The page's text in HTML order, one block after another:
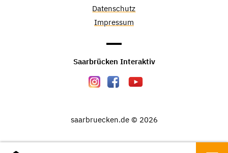
Datenschutz
Impressum
Saarbrücken Interaktiv
saarbruecken.de © 2026